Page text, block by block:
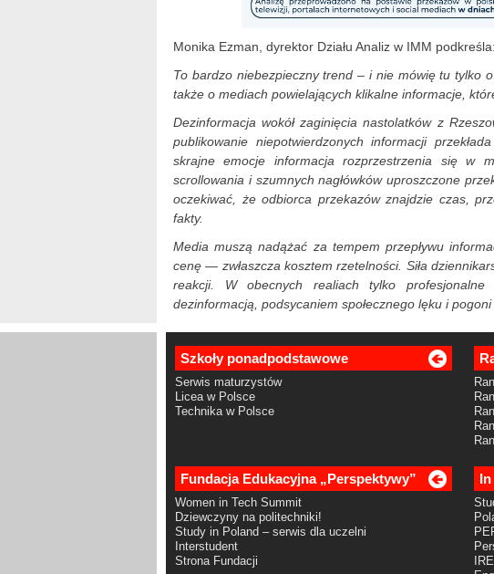
Monika Ezman, dyrektor Działu Analiz w IMM podkreśla:
To bardzo niebezpieczny trend – i nie mówię tu tylko
także o mediach powielających klikalne informacje,
Dezinformacja wokół zaginięcia nastolatków z
publikowanie niepotwierdzonych informacji
skrajne emocje informacja rozprzestrzenia się w
scrollowania i szumnych nagłówków uproszczone
oczekiwać, że odbiorca przekazów znajdzie czas,
fakty.
Media muszą nadążać za tempem przepływu
cenę — zwłaszcza kosztem rzetelności. Siła
reakcji. W obecnych realiach tylko
dezinformacją, podsycaniem społecznego lęku i
Szkoły ponadpodstawowe
Serwis maturzystów
Licea w Polsce
Technika w Polsce
Fundacja Edukacyjna „Perspektywy”
Women in Tech Summit
Dziewczyny na politechniki!
Study in Poland – serwis dla uczelni
Interstudent
Strona Fundacji